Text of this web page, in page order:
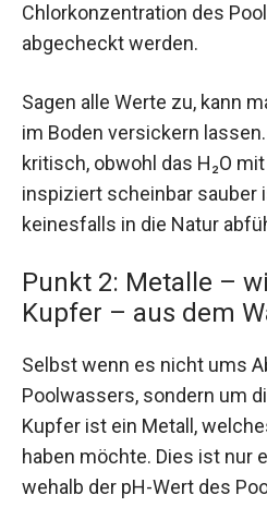
Chlorkonzentration des
abgecheckt werden.
Sagen alle Werte zu, kann
im Boden versickern
kritisch, obwohl das H₂O
inspiziert scheinbar sauber
keinesfalls in die Natur
Punkt 2: Metalle –
Kupfer – aus dem
Selbst wenn es nicht ums
Poolwassers, sondern um
Kupfer ist ein Metall,
haben möchte. Dies ist nur
wehalb der pH-Wert des